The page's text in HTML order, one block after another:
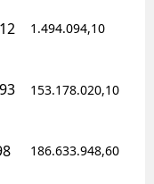
1.494.094,10
153.178.020,10
186.633.948,60